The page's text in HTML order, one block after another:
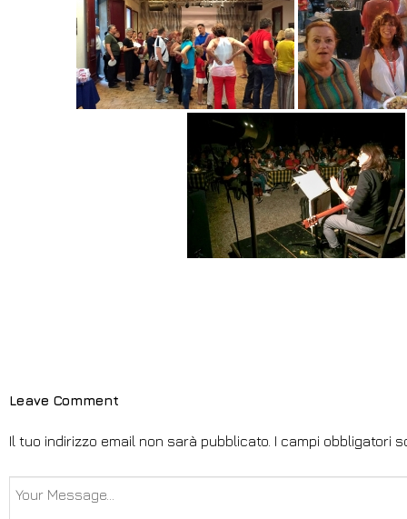
Leave Comment
Il tuo indirizzo email non sarà pubblicato. I campi obbligatori